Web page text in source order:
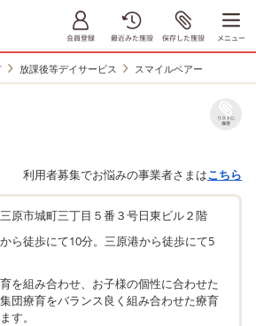
放課後等デイサービス スマイルベアー
リストに
保存
利用者募集でお悩みの事業者さまはこちら
原市城町三丁目５番３号日東ビル２階
ら徒歩にて10分。三原港から徒歩にて5
を組み合わせ、お子様の個性に合わせた
団療育をバランス良く組み合わせた療育
す。